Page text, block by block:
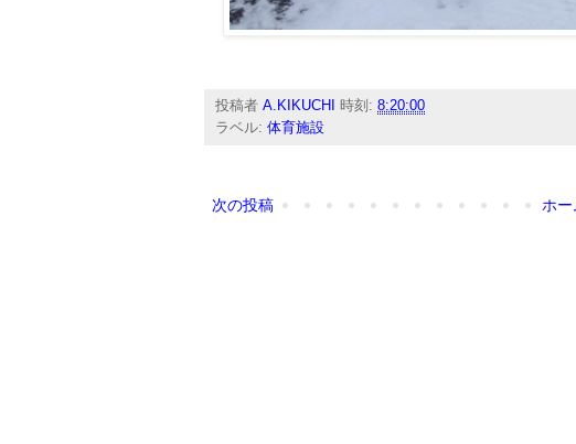
投稿者 A.KIKUCHI 時刻: 8:20:00
ラベル: 体育施設
次の投稿 ホー